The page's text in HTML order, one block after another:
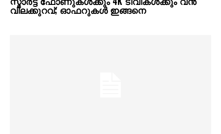
വിലക്കുറവ്; ഓഫറുകള്‍ ഇങ്ങനെ